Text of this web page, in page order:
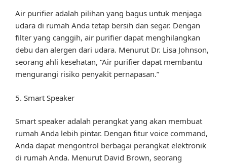
Air purifier adalah pilihan yang bagus untuk menjaga
udara di rumah Anda tetap bersih dan segar. Dengan
filter yang canggih, air purifier dapat menghilangkan
debu dan alergen dari udara. Menurut Dr. Lisa Johnson,
seorang ahli kesehatan, “Air purifier dapat membantu
mengurangi risiko penyakit pernapasan.”
5. Smart Speaker
Smart speaker adalah perangkat yang akan membuat
rumah Anda lebih pintar. Dengan fitur voice command,
Anda dapat mengontrol berbagai perangkat elektronik
di rumah Anda. Menurut David Brown, seorang